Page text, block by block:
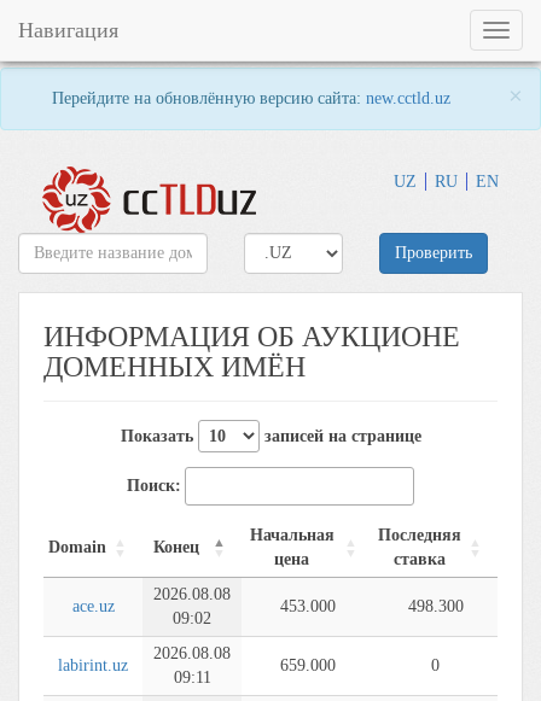
Перейдите на обновлённую версию сайта: new.cctld.uz ×
UZ RU EN
Toggle
Навигация
Проверить
ИНФОРМАЦИЯ ОБ АУКЦИОНЕ
ДОМЕННЫХ ИМЁН
Показать записей на странице
Поиск:
Domain Конец
Начальная
цена
Последняя
ставка
ace.uz
2026.08.08
09:02
453.000 498.300
labirint.uz
2026.08.08
09:11
659.000 0